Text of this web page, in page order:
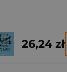
26,24 zł